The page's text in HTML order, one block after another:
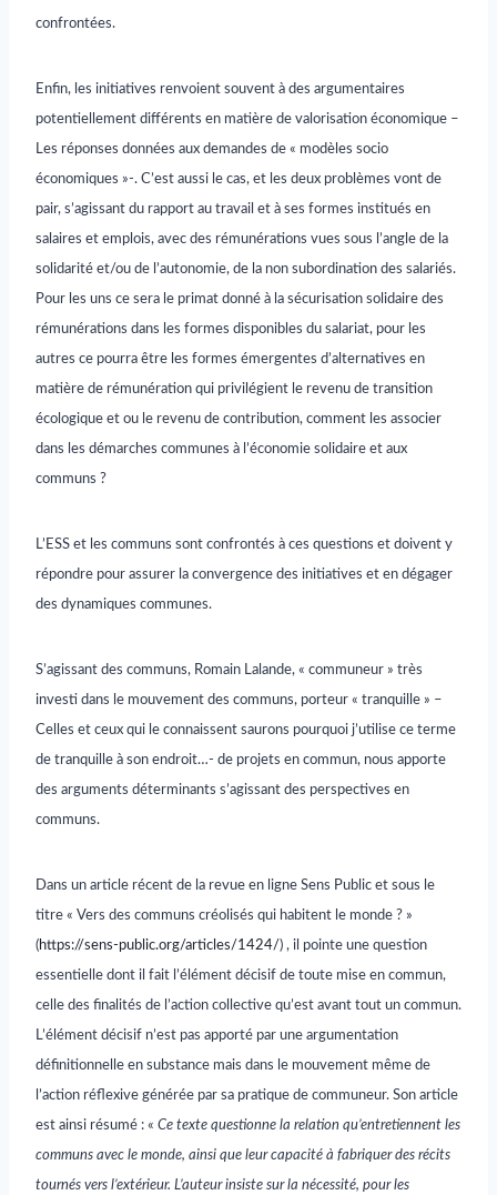
confrontées.
Enfin, les initiatives renvoient souvent à des argumentaires
potentiellement différents en matière de valorisation économique –
Les réponses données aux demandes de « modèles socio
économiques »-. C’est aussi le cas, et les deux problèmes vont de
pair, s’agissant du rapport au travail et à ses formes institués en
salaires et emplois, avec des rémunérations vues sous l’angle de la
solidarité et/ou de l’autonomie, de la non subordination des salariés.
Pour les uns ce sera le primat donné à la sécurisation solidaire des
rémunérations dans les formes disponibles du salariat, pour les
autres ce pourra être les formes émergentes d’alternatives en
matière de rémunération qui privilégient le revenu de transition
écologique et ou le revenu de contribution, comment les associer
dans les démarches communes à l’économie solidaire et aux
communs ?
L’ESS et les communs sont confrontés à ces questions et doivent y
répondre pour assurer la convergence des initiatives et en dégager
des dynamiques communes.
S’agissant des communs, Romain Lalande, « communeur » très
investi dans le mouvement des communs, porteur « tranquille » –
Celles et ceux qui le connaissent saurons pourquoi j’utilise ce terme
de tranquille à son endroit…- de projets en commun, nous apporte
des arguments déterminants s’agissant des perspectives en
communs.
Dans un article récent de la revue en ligne Sens Public et sous le
titre « Vers des communs créolisés qui habitent le monde ? »
(https://sens-public.org/articles/1424/) , il pointe une question
essentielle dont il fait l’élément décisif de toute mise en commun,
celle des finalités de l’action collective qu’est avant tout un commun.
L’élément décisif n’est pas apporté par une argumentation
définitionnelle en substance mais dans le mouvement même de
l’action réflexive générée par sa pratique de communeur. Son article
est ainsi résumé : « Ce texte questionne la relation qu’entretiennent les
communs avec le monde, ainsi que leur capacité à fabriquer des récits
tournés vers l’extérieur. L’auteur insiste sur la nécessité, pour les